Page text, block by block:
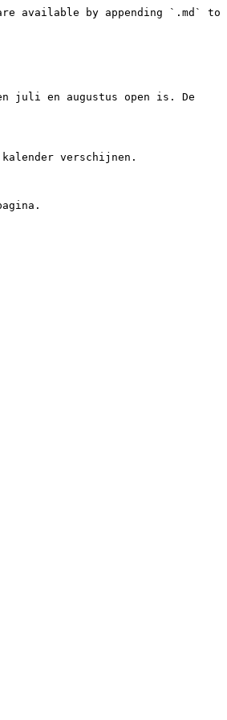
available by appending `.md` to
juli en augustus open is. De
verschijnen.